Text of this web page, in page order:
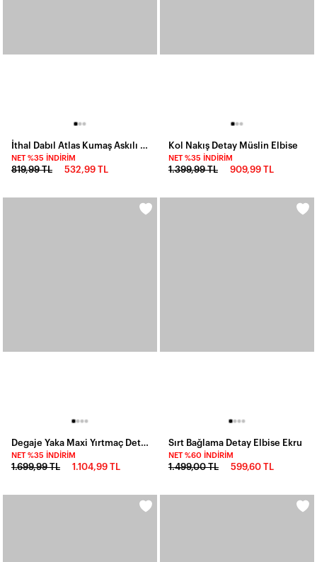
NET %35 İNDIRIM
819,99 TL 532,99 TL
Kol Nakış Detay Müslin Elbise
NET %35 İNDIRIM
1.399,99 TL 909,99 TL
NET %35 İNDIRIM
1.699,99 TL 1.104,99 TL
Sırt Bağlama Detay Elbise Ekru
NET %60 İNDIRIM
1.499,00 TL 599,60 TL